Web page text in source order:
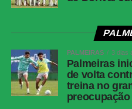
Palmeiras 4 x 1
Competição
Copa
Local
Data e Horário
28 de
às
PALMEIRAS 3 dias
Palmeiras
de volta
treina no
preocupação